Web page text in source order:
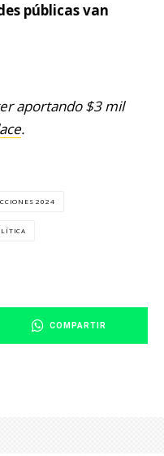
públicas van
aportando $3 mil
.
2024
COMPARTIR